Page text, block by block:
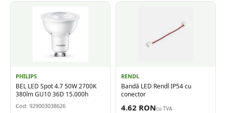
PHILIPS
BEL LED Spot 4.7 50W 2700K
380lm GU10 36D 15.000h
Cod: 929003038626
RENDL
Bandă LED Rendl IP54 cu
conector
4.62 RONcu TVA